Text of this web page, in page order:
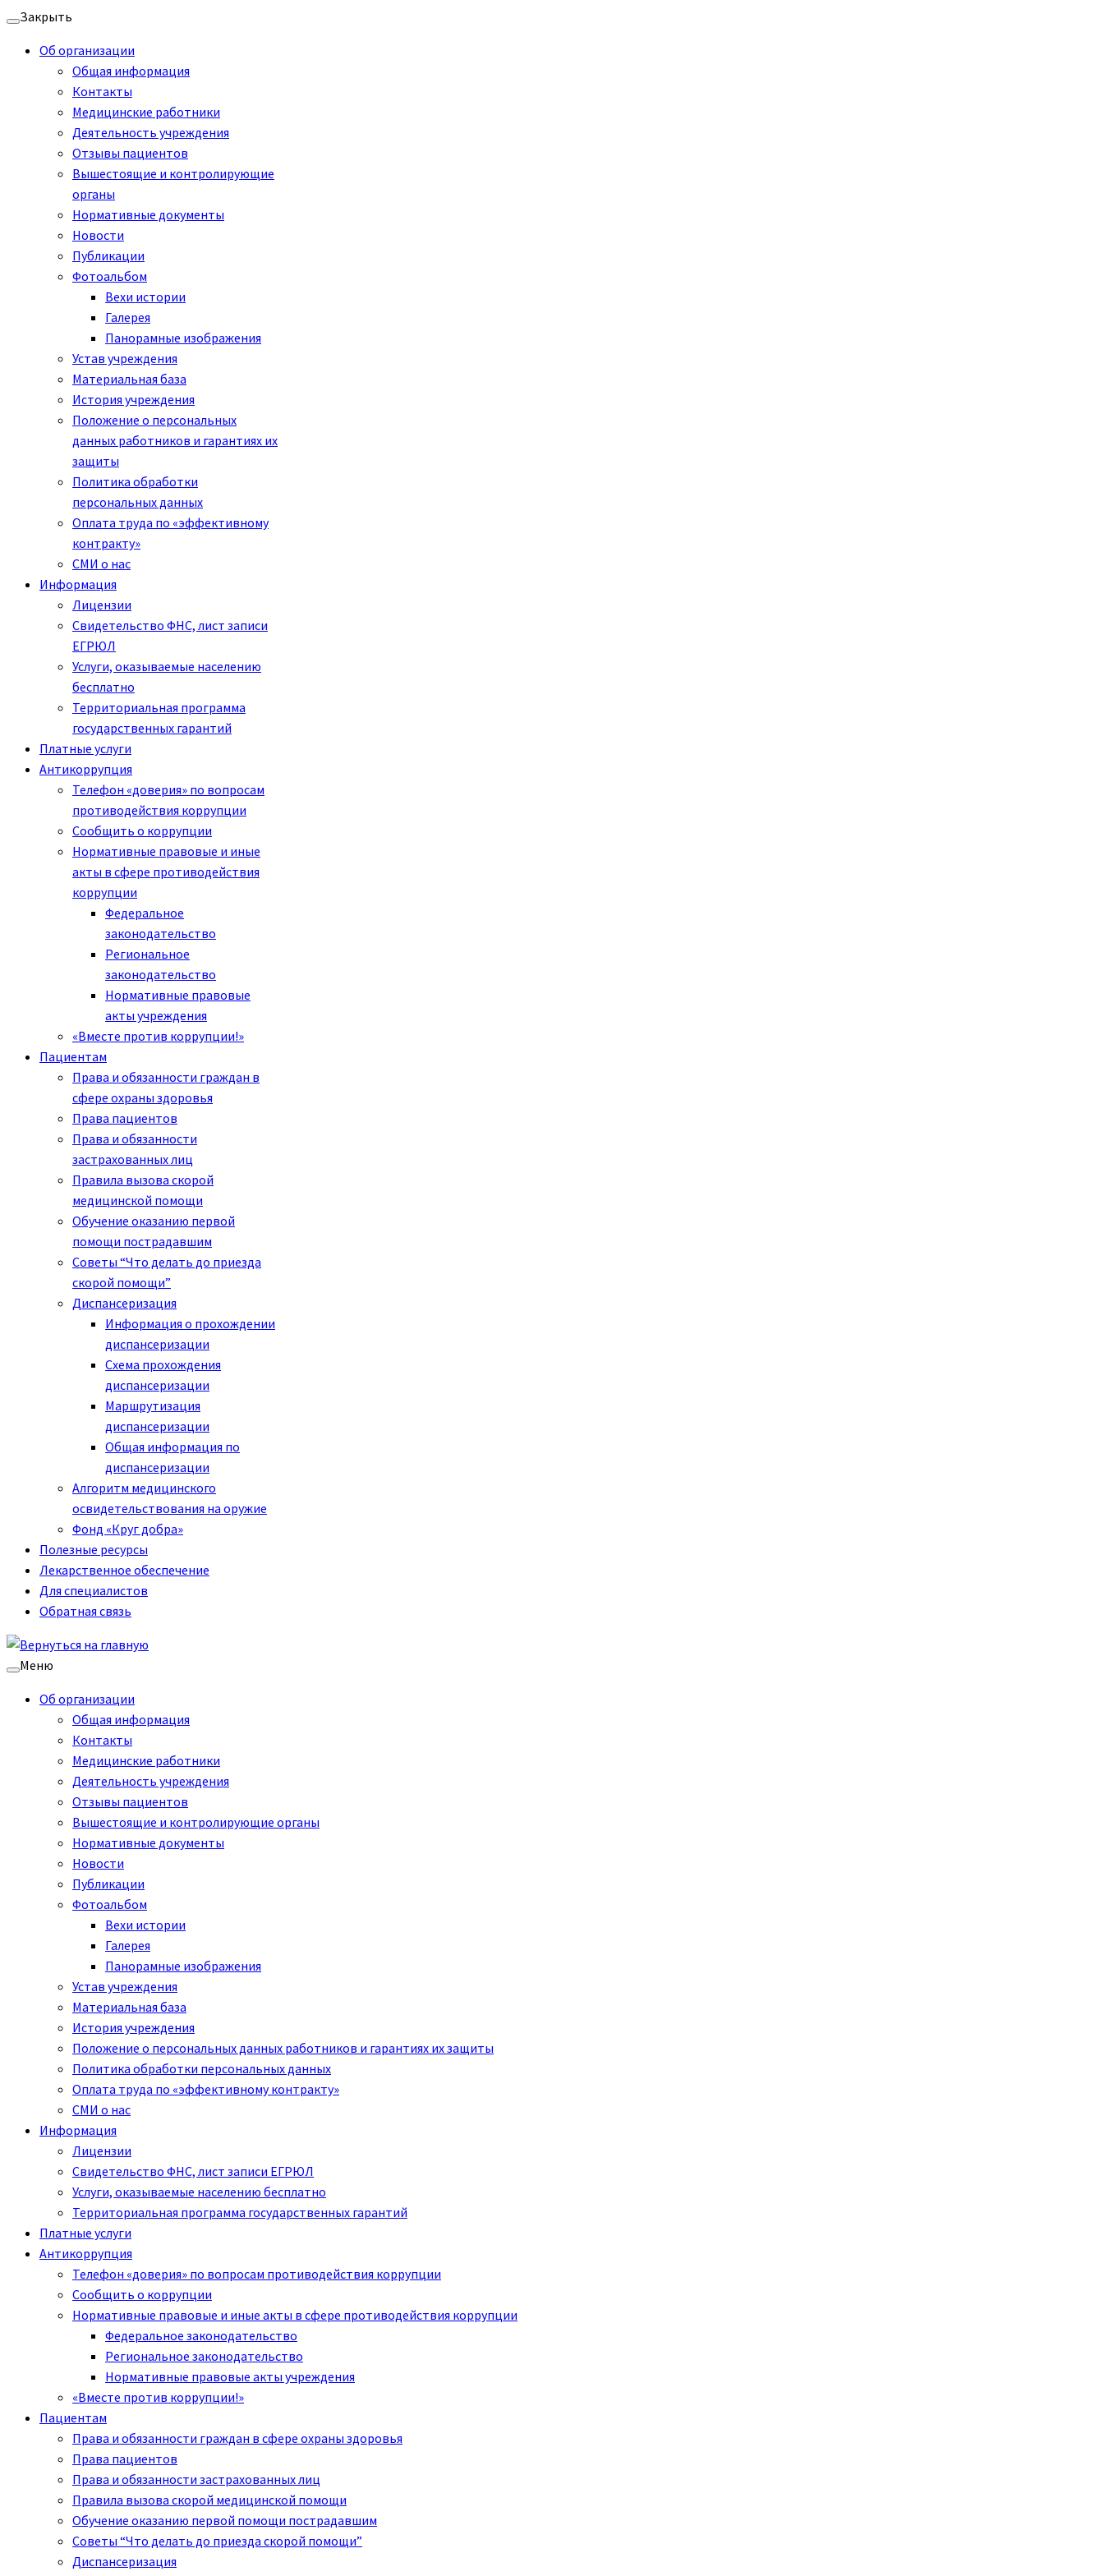
Перейти
содержимому
Закрыть
Об организации
Общая информация
Контакты
Медицинские работники
Деятельность учреждения
Отзывы пациентов
Вышестоящие и контролирующие
органы
Нормативные документы
Новости
Публикации
Фотоальбом
Вехи истории
Галерея
Панорамные изображения
Устав учреждения
Материальная база
История учреждения
Положение о персональных
данных работников и гарантиях их
защиты
Политика обработки
персональных данных
Оплата труда по «эффективному
контракту»
СМИ о нас
Информация
Лицензии
Свидетельство ФНС, лист записи
ЕГРЮЛ
Услуги, оказываемые населению
бесплатно
Территориальная программа
государственных гарантий
Платные услуги
Антикоррупция
Телефон «доверия» по вопросам
противодействия коррупции
Сообщить о коррупции
Нормативные правовые и иные
акты в сфере противодействия
коррупции
Федеральное
законодательство
Региональное
законодательство
Нормативные правовые
акты учреждения
«Вместе против коррупции!»
Пациентам
Права и обязанности граждан в
сфере охраны здоровья
Права пациентов
Права и обязанности
застрахованных лиц
Правила вызова скорой
медицинской помощи
Обучение оказанию первой
помощи пострадавшим
Советы “Что делать до приезда
скорой помощи”
Диспансеризация
Информация о прохождении
диспансеризации
Схема прохождения
диспансеризации
Маршрутизация
диспансеризации
Общая информация по
диспансеризации
Алгоритм медицинского
освидетельствования на оружие
Фонд «Круг добра»
Полезные ресурсы
Лекарственное обеспечение
Для специалистов
Обратная связь
Меню
Об организации
Общая информация
Контакты
Медицинские работники
Деятельность учреждения
Отзывы пациентов
Вышестоящие и контролирующие органы
Нормативные документы
Новости
Публикации
Фотоальбом
Вехи истории
Галерея
Панорамные изображения
Устав учреждения
Материальная база
История учреждения
Положение о персональных данных работников и гарантиях их защиты
Политика обработки персональных данных
Оплата труда по «эффективному контракту»
СМИ о нас
Информация
Лицензии
Свидетельство ФНС, лист записи ЕГРЮЛ
Услуги, оказываемые населению бесплатно
Территориальная программа государственных гарантий
Платные услуги
Антикоррупция
Телефон «доверия» по вопросам противодействия коррупции
Сообщить о коррупции
Нормативные правовые и иные акты в сфере противодействия коррупции
Федеральное законодательство
Региональное законодательство
Нормативные правовые акты учреждения
«Вместе против коррупции!»
Пациентам
Права и обязанности граждан в сфере охраны здоровья
Права пациентов
Права и обязанности застрахованных лиц
Правила вызова скорой медицинской помощи
Обучение оказанию первой помощи пострадавшим
Советы “Что делать до приезда скорой помощи”
Диспансеризация